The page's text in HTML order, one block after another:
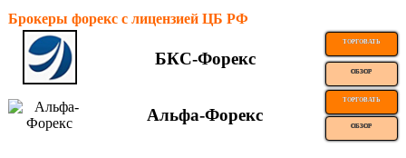
Брокеры форекс с лицензией ЦБ РФ
БКС-Форекс
ТОРГОВАТЬ
ОБЗОР
Альфа-Форекс
ТОРГОВАТЬ
ОБЗОР